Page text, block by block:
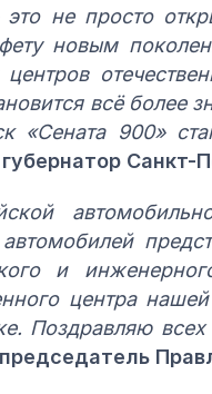
не просто
новым
всё более
«Сената 900»
губернатор Санкт-
и
центра
Поздравляю
председатель